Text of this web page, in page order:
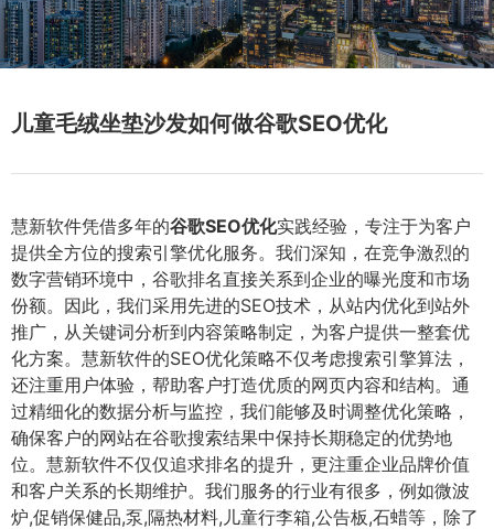
儿童毛绒坐垫沙发如何做谷歌SEO优化
慧新软件凭借多年的谷歌SEO优化实践经验，专注于为客户
提供全方位的搜索引擎优化服务。我们深知，在竞争激烈的
数字营销环境中，谷歌排名直接关系到企业的曝光度和市场
份额。因此，我们采用先进的SEO技术，从站内优化到站外
推广，从关键词分析到内容策略制定，为客户提供一整套优
化方案。慧新软件的SEO优化策略不仅考虑搜索引擎算法，
还注重用户体验，帮助客户打造优质的网页内容和结构。通
过精细化的数据分析与监控，我们能够及时调整优化策略，
确保客户的网站在谷歌搜索结果中保持长期稳定的优势地
位。慧新软件不仅仅追求排名的提升，更注重企业品牌价值
和客户关系的长期维护。我们服务的行业有很多，例如微波
炉,促销保健品,泵,隔热材料,儿童行李箱,公告板,石蜡等，除了